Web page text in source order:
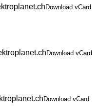
Download vCard
Download vCard
Download vCard